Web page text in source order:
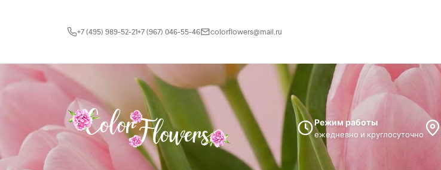
+7 (495) 989-52-21+7 (967) 046-55-46 colorflowers@mail.ru
Режим работы
ежедневно и круглосуточно